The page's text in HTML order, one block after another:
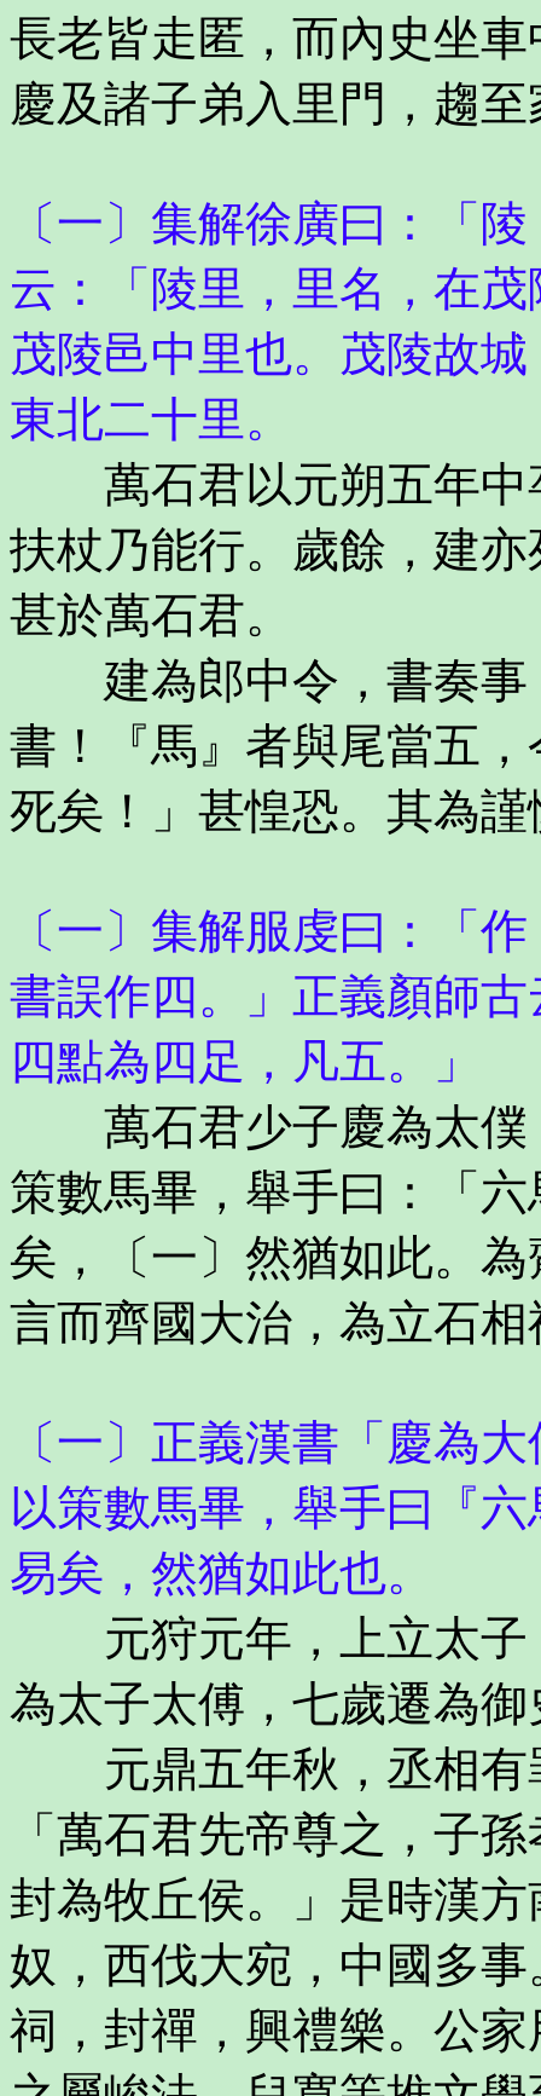
長老皆走匿，而內史坐
慶及諸子弟入里門，趨至
〔一〕集解徐廣曰：「
云：「陵里，里名，在
茂陵邑中里也。茂陵故
東北二十里。
萬石君以元朔五年中
扶杖乃能行。歲餘，建
甚於萬石君。
建為郎中令，書奏事
書！『馬』者與尾當五
死矣！」甚惶恐。其為
〔一〕集解服虔曰：「
書誤作四。」正義顏師
四點為四足，凡五。」
萬石君少子慶為太僕
策數馬畢，舉手曰：「
矣，〔一〕然猶如此。
言而齊國大治，為立石相
〔一〕正義漢書「慶為
以策數馬畢，舉手曰『
易矣，然猶如此也。
元狩元年，上立太子
為太子太傅，七歲遷為
元鼎五年秋，丞相有
「萬石君先帝尊之，子
封為牧丘侯。」是時漢
奴，西伐大宛，中國多
祠，封禪，興禮樂。公